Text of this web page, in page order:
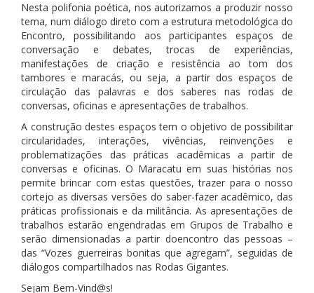
Nesta polifonia poética, nos autorizamos a produzir nosso
tema, num diálogo direto com a estrutura metodológica do
Encontro, possibilitando aos participantes espaços de
conversação e debates, trocas de experiências,
manifestações de criação e resistência ao tom dos
tambores e maracás, ou seja, a partir dos espaços de
circulação das palavras e dos saberes nas rodas de
conversas, oficinas e apresentações de trabalhos.
A construção destes espaços tem o objetivo de possibilitar
circularidades, interações, vivências, reinvenções e
problematizações das práticas acadêmicas a partir de
conversas e oficinas. O Maracatu em suas histórias nos
permite brincar com estas questões, trazer para o nosso
cortejo as diversas versões do saber-fazer acadêmico, das
práticas profissionais e da militância. As apresentações de
trabalhos estarão engendradas em Grupos de Trabalho e
serão dimensionadas a partir doencontro das pessoas –
das “Vozes guerreiras bonitas que agregam”, seguidas de
diálogos compartilhados nas Rodas Gigantes.
Sejam Bem-Vind@s!